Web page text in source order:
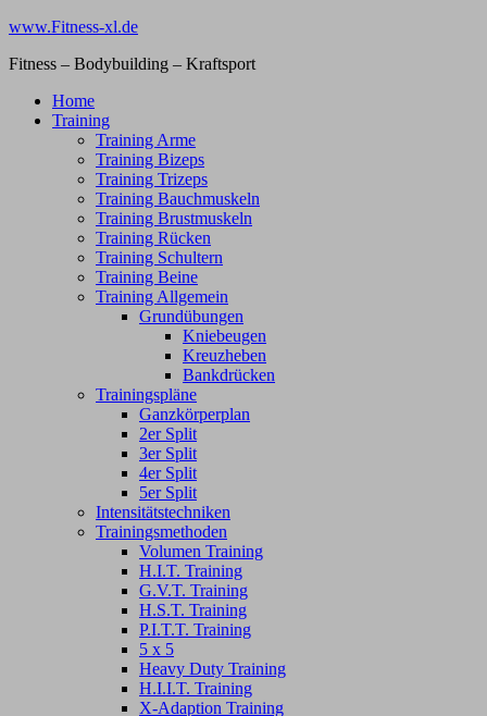
Zum
springen
www.Fitness-xl.de
Fitness – Bodybuilding – Kraftsport
Home
Training
Training Arme
Training Bizeps
Training Trizeps
Training Bauchmuskeln
Training Brustmuskeln
Training Rücken
Training Schultern
Training Beine
Training Allgemein
Grundübungen
Kniebeugen
Kreuzheben
Bankdrücken
Trainingspläne
Ganzkörperplan
2er Split
3er Split
4er Split
5er Split
Intensitätstechniken
Trainingsmethoden
Volumen Training
H.I.T. Training
G.V.T. Training
H.S.T. Training
P.I.T.T. Training
5 x 5
Heavy Duty Training
H.I.I.T. Training
X-Adaption Training